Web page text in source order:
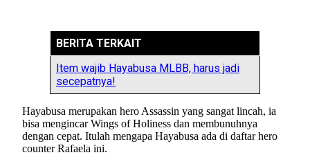
BERITA TERKAIT
Item wajib Hayabusa MLBB, harus jadi
secepatnya!
Hayabusa merupakan hero Assassin yang sangat lincah, ia
bisa mengincar Wings of Holiness dan membunuhnya
dengan cepat. Itulah mengapa Hayabusa ada di daftar hero
counter Rafaela ini.